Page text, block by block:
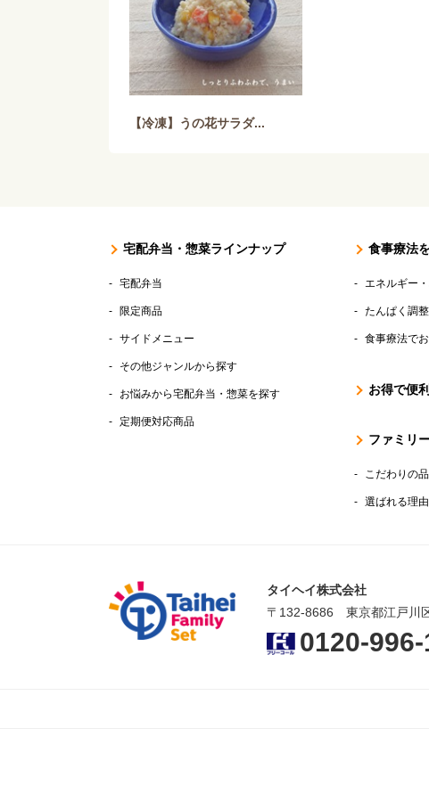
【冷凍】うの花サラダ...
宅配弁当・惣菜ラインナップ
宅配弁当
限定商品
サイドメニュー
その他ジャンルから探す
お悩みから宅配弁当・惣菜を探す
定期便対応商品
食事療法
エネルギー
たんぱく調
食事療法で
お得で便
ファミリ
こだわりの
選ばれる理由
タイヘイ株式会社
〒132-8686 東京都江戸川
0120-